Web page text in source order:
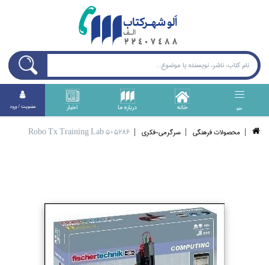
منو خانه درباره ما اخبار عضويت / ورود
محصولات فرهنگي سرگرمي-فكري Robo Tx Training Lab 505286